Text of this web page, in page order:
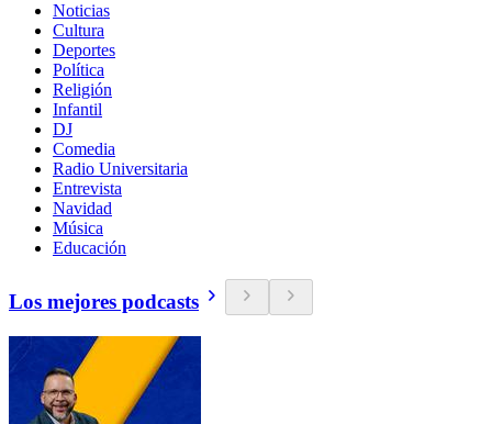
Noticias
Cultura
Deportes
Política
Religión
Infantil
DJ
Comedia
Radio Universitaria
Entrevista
Navidad
Música
Educación
Los mejores podcasts